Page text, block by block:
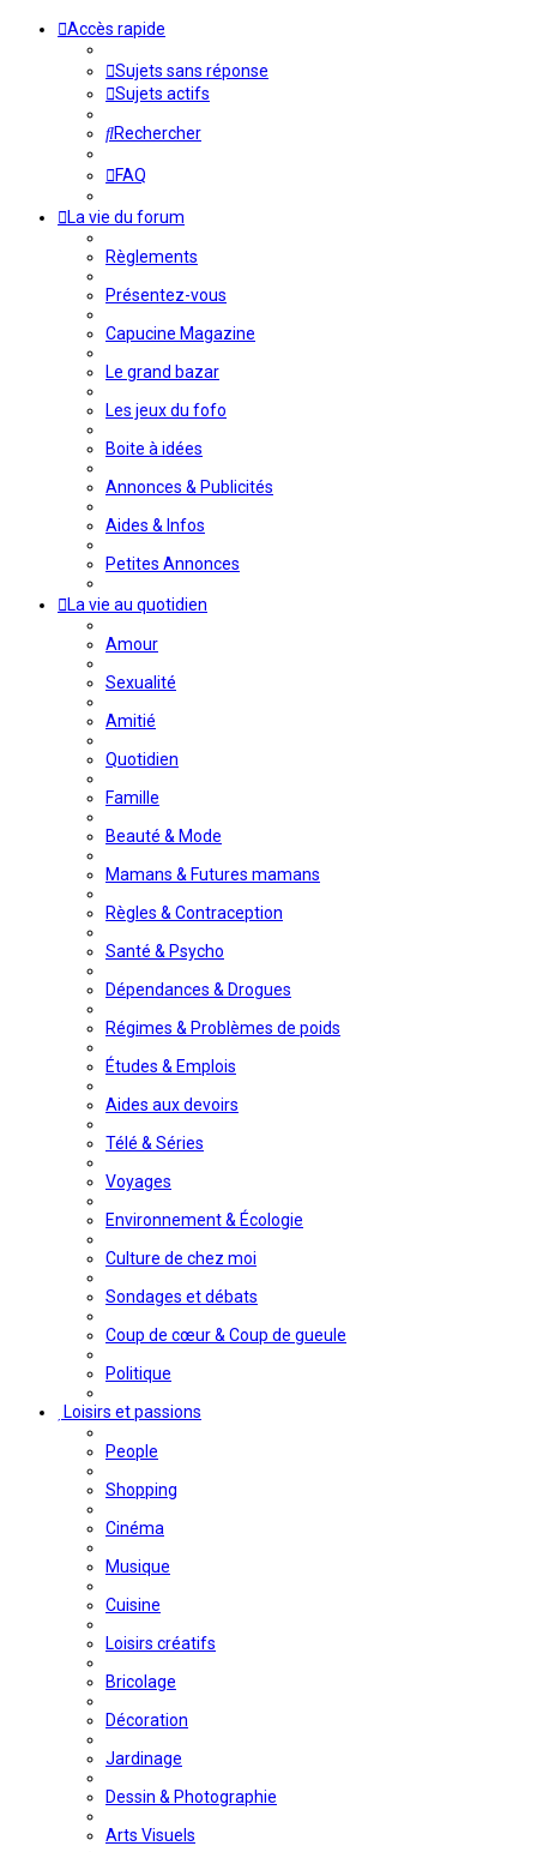
Accès rapide
Sujets sans réponse
Sujets actifs
Rechercher
FAQ
La vie du forum
Règlements
Présentez-vous
Capucine Magazine
Le grand bazar
Les jeux du fofo
Boite à idées
Annonces & Publicités
Aides & Infos
Petites Annonces
La vie au quotidien
Amour
Sexualité
Amitié
Quotidien
Famille
Beauté & Mode
Mamans & Futures mamans
Règles & Contraception
Santé & Psycho
Dépendances & Drogues
Régimes & Problèmes de poids
Études & Emplois
Aides aux devoirs
Télé & Séries
Voyages
Environnement & Écologie
Culture de chez moi
Sondages et débats
Coup de cœur & Coup de gueule
Politique
Loisirs et passions
People
Shopping
Cinéma
Musique
Cuisine
Loisirs créatifs
Bricolage
Décoration
Jardinage
Dessin & Photographie
Arts Visuels